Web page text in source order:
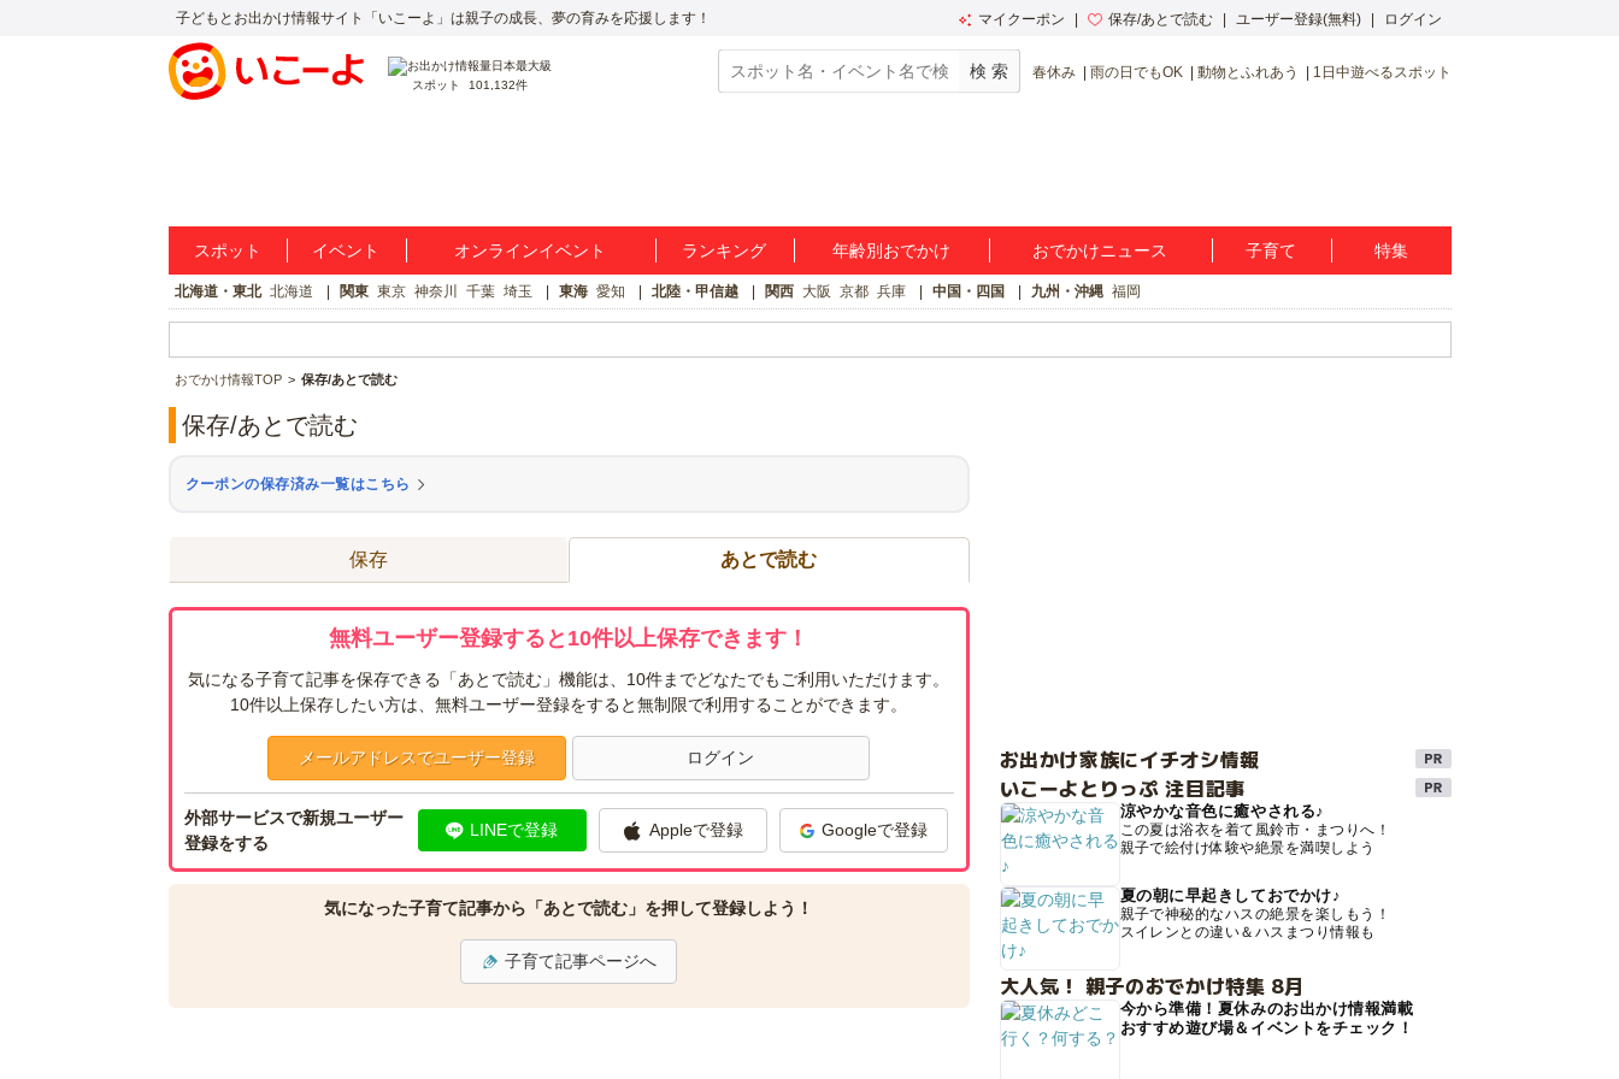
子どもとお出かけ情報サイト「いこーよ」は親子の成長、夢の育みを応援します！ マイクーポン 保存/あとで読む ユーザー登録(無料) ログイン
スポット 101,132件
春休み 雨の日でもOK 動物とふれあう 1日中遊べるスポット
スポット イベント オンラインイベント ランキング 年齢別おでかけ おでかけニュース 子育て 特集
北海道・東北 北海道 関東 東京 神奈川 千葉 埼玉 東海 愛知 北陸・甲信越 関西 大阪 京都 兵庫 中国・四国 九州・沖縄 福岡
おでかけ情報TOP 保存/あとで読む
保存/あとで読む
クーポンの保存済み一覧はこちら
保存 あとで読む
無料ユーザー登録すると10件以上保存できます！
気になる子育て記事を保存できる「あとで読む」機能は、10件までどなたでもご利用いただけます。
10件以上保存したい方は、無料ユーザー登録をすると無制限で利用することができます。
メールアドレスでユーザー登録 ログイン
外部サービスで新規ユーザー
登録をする
LINEで登録 Appleで登録 Googleで登録
気になった子育て記事から「あとで読む」を押して登録しよう！
子育て記事ページへ
お出かけ家族にイチオシ情報
いこーよとりっぷ 注目記事
涼やかな音色に癒やされる♪
この夏は浴衣を着て風鈴市・まつりへ！
親子で絵付け体験や絶景を満喫しよう
夏の朝に早起きしておでかけ♪
親子で神秘的なハスの絶景を楽しもう！
スイレンとの違い＆ハスまつり情報も
大人気！ 親子のおでかけ特集 8月
今から準備！夏休みのお出かけ情報満載
おすすめ遊び場＆イベントをチェック！